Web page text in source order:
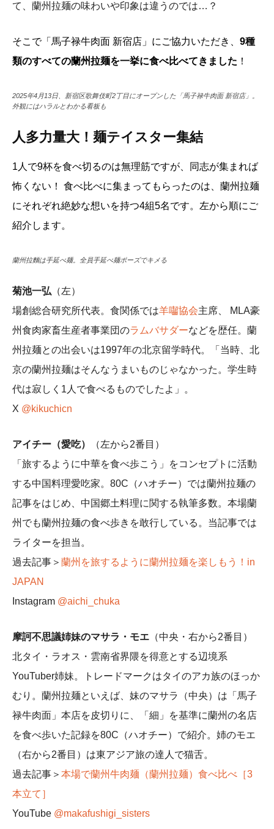
て、蘭州拉麺の味わいや印象は違うのでは…？
そこで「馬子禄牛肉面 新宿店」にご協力いただき、 9種
類のすべての蘭州拉麺を一挙に食べ比べてきました ！
2025年4月13日、新宿区歌舞伎町2丁目にオープンした「馬子禄牛肉面 新宿店」。
外観にはハラルとわかる看板も
人多力量大！麺テイスター集結
1人で9杯を食べ切るのは無理筋ですが、同志が集まれば
怖くない！ 食べ比べに集まってもらったのは、蘭州拉麺
にそれぞれ絶妙な想いを持つ4組5名です。左から順にご
紹介します。
蘭州拉麵は手延べ麺。全員手延べ麺ポーズでキメる
菊池一弘 （左）
場創総合研究所代表。食関係では羊囓協会主席、
MLA豪
州食肉家畜生産者事業団のラムバサダーなどを歴任。蘭
州拉麺との出会いは1997年の北京留学時代。「当時、北
京の蘭州拉麺はそんなうまいものじゃなかった。学生時
代は寂しく1人で食べるものでしたよ」。
X @kikuchicn
アイチー（愛吃）
（左から2番目）
「旅するように中華を食べ歩こう」をコンセプトに活動
する中国料理愛吃家。80C（ハオチー）では蘭州拉麺の
記事をはじめ、中国郷土料理に関する執筆多数。本場蘭
州でも蘭州拉麺の食べ歩きを敢行している。当記事では
ライターを担当。
過去記事＞ 蘭州を旅するように蘭州拉麺を楽しもう！in
JAPAN
Instagram @aichi_chuka
摩訶不思議姉妹のマサラ・モエ （中央・右から2番目）
北タイ・ラオス・雲南省界隈を得意とする辺境系
YouTuber姉妹。トレードマークはタイのアカ族のほっか
むり。蘭州拉麺といえば、妹のマサラ（中央）は「馬子
禄牛肉面」本店を皮切りに、「細」を基準に蘭州の名店
を食べ歩いた記録を80C（ハオチー）で紹介。姉のモエ
（右から2番目）は東アジア旅の達人で猫舌。
過去記事＞ 本場で蘭州牛肉麺（蘭州拉麺）食べ比べ［3
本立て］
YouTube @makafushigi_sisters